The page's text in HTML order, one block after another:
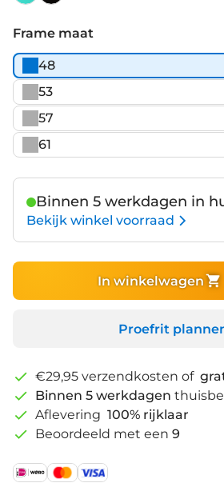
Turquoise
Mat
Frame maat
48
53
57
61
Binnen 5 werkdagen in
Bekijk winkel voorraad
In winkelwagen
Proefrit
€29,95 verzendkosten of
Binnen 5 werkdagen
Aflevering 100% rijklaar
Beoordeeld met een 9